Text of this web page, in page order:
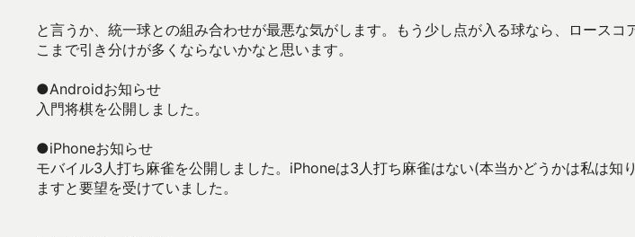
と言うか、統一球との組み合わせが最悪な気がします。もう少し点が入る球なら、ロースコ
こまで引き分けが多くならないかなと思います。
●Androidお知らせ
入門将棋を公開しました。
●iPhoneお知らせ
モバイル3人打ち麻雀を公開しました。iPhoneは3人打ち麻雀はない(本当かどうかは私は知
ますと要望を受けていました。